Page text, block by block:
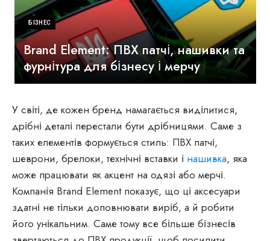
БІЗНЕС
Brand Element: ПВХ патчі, нашивки та
фурнітура для бізнесу і мерчу
У світі, де кожен бренд намагається виділитися,
дрібні деталі перестали бути дрібницями. Саме з
таких елементів формується стиль: ПВХ патчі,
шеврони, брелоки, технічні вставки і нашивка, яка
може працювати як акцент на одязі або мерчі.
Компанія Brand Element показує, що ці аксесуари
здатні не тільки доповнювати виріб, а й робити
його унікальним. Саме тому все більше бізнесів